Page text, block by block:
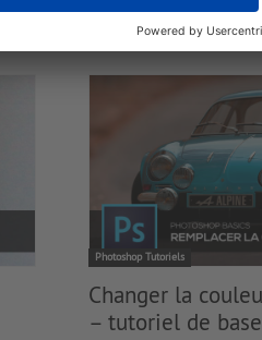
Christoph - 21. août 2019
Photoshop Tutoriels
Changer la
– tutoriel de base